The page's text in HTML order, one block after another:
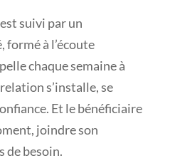
suivi par un
formé à l’écoute
chaque semaine à
s’installe, se
Et le bénéficiaire
joindre son
de besoin.